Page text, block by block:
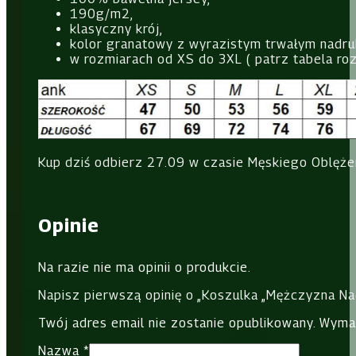
190g/m2,
klasyczny krój,
kolor granatowy z wyrazistym trwałym
w rozmiarach od XS do 3XL ( patrz tabela
Kup dziś odbierz 27.09 w czasie Męskiego
Opinie
Na razie nie ma opinii o produkcie.
Napisz pierwszą opinię o „Koszulka „Mężczyzna
Twój adres email nie zostanie opublikowany.
Nazwa *